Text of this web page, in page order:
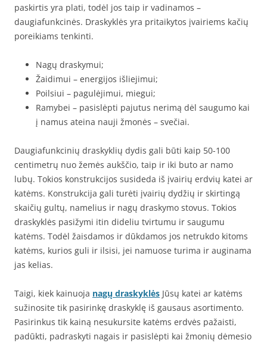
paskirtis yra plati, todėl jos taip ir vadinamos –
daugiafunkcinės. Draskyklės yra pritaikytos įvairiems kačių
poreikiams tenkinti.
Nagų draskymui;
Žaidimui – energijos išliejimui;
Poilsiui – pagulėjimui, miegui;
Ramybei – pasislėpti pajutus nerimą dėl saugumo kai
į namus ateina nauji žmonės – svečiai.
Daugiafunkcinių draskyklių dydis gali būti kaip 50-100
centimetrų nuo žemės aukščio, taip ir iki buto ar namo
lubų. Tokios konstrukcijos susideda iš įvairių erdvių katei ar
katėms. Konstrukcija gali turėti įvairių dydžių ir skirtingą
skaičių gultų, namelius ir nagų draskymo stovus. Tokios
draskyklės pasižymi itin dideliu tvirtumu ir saugumu
katėms. Todėl žaisdamos ir dūkdamos jos netrukdo kitoms
katėms, kurios guli ir ilsisi, jei namuose turima ir auginama
jas kelias.
Taigi, kiek kainuoja nagų draskyklės Jūsų katei ar katėms
sužinosite tik pasirinkę draskyklę iš gausaus asortimento.
Pasirinkus tik kainą nesukursite katėms erdvės pažaisti,
padūkti, padraskyti nagais ir pasislėpti kai žmonių dėmesio